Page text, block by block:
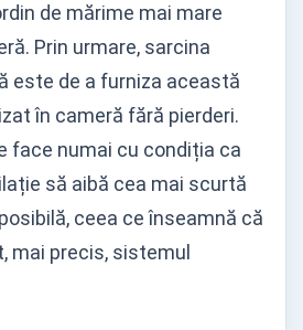
de mărime mai mare
Prin urmare, sarcina
este de a furniza această
în cameră fără pierderi.
face numai cu condiția ca
să aibă cea mai scurtă
ceea ce înseamnă că
mai precis, sistemul